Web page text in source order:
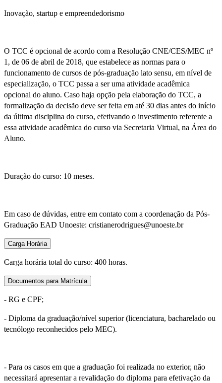
Inovação, startup e empreendedorismo
O TCC é opcional de acordo com a Resolução CNE/CES/MEC nº
1, de 06 de abril de 2018, que estabelece as normas para o
funcionamento de cursos de pós-graduação lato sensu, em nível de
especialização, o TCC passa a ser uma atividade acadêmica
opcional do aluno. Caso haja opção pela elaboração do TCC, a
formalização da decisão deve ser feita em até 30 dias antes do início
da última disciplina do curso, efetivando o investimento referente a
essa atividade acadêmica do curso via Secretaria Virtual, na Área do
Aluno.
Duração do curso: 10 meses.
Em caso de dúvidas, entre em contato com a coordenação da Pós-
Graduação EAD Unoeste: cristianerodrigues@unoeste.br
Carga Horária
Carga horária total do curso: 400 horas.
Documentos para Matrícula
- RG e CPF;
- Diploma da graduação/nível superior (licenciatura, bacharelado ou
tecnólogo reconhecidos pelo MEC).
- Para os casos em que a graduação foi realizada no exterior, não
necessitará apresentar a revalidação do diploma para efetivação da